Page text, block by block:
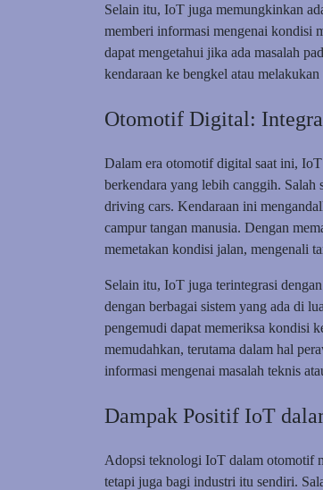
Selain itu, IoT juga memungkinkan
memberi informasi mengenai kondisi
dapat mengetahui jika ada masalah
kendaraan ke bengkel atau
Otomotif Digital:
Dalam era otomotif digital saat ini,
berkendara yang lebih canggih. Salah
driving cars. Kendaraan ini
campur tangan manusia. Dengan
memetakan kondisi jalan, mengenali
Selain itu, IoT juga terintegrasi
dengan berbagai sistem yang ada di
pengemudi dapat memeriksa kondisi
memudahkan, terutama dalam hal
informasi mengenai masalah teknis
Dampak Positif IoT
Adopsi teknologi IoT dalam otomotif
tetapi juga bagi industri itu sendiri.